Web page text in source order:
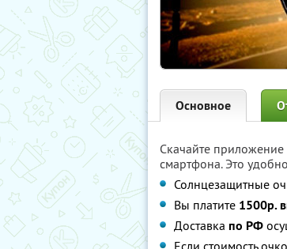
Основное
Скачайте
смартфона. Это
Солнцезащитные
Вы платите 1500р.
Доставка по РФ
Если стоимость